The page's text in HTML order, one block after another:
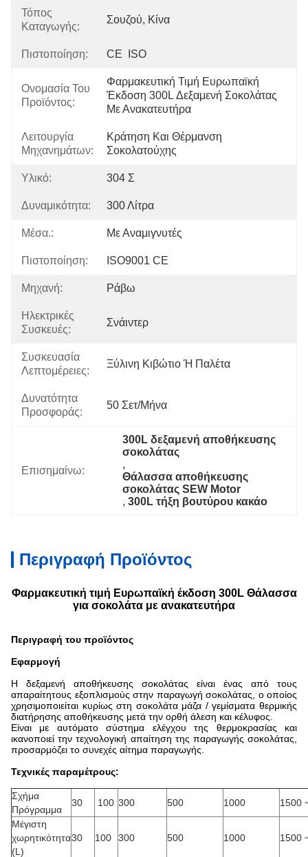
Τόπος
Καταγωγής:
Σουζού, Κίνα
Πιστοποίηση: CE  ISO
Ονομασία Του
Προϊόντος:
Φαρμακευτική Τιμή Ευρωπαϊκή
Έκδοση 300L Δεξαμενή Σοκολάτας
Με Ανακατευτήρα
Λειτουργία
Μηχανημάτων:
Κράτηση Και Θέρμανση
Σοκολατούχης
Υλικό: 304 Σ
Δυναμικότητα: 300 Λίτρα
Μέσα.: Με Αναμιγνυτές
Πιστοποίηση: ISO9001 CE
Μηχανή: Ράβω
Ηλεκτρικές
Συσκευές:
Σνάιντερ
Συσκευασία
Λεπτομέρειες:
Ξύλινη Κιβώτιο Ή Παλέτα
Δυνατότητα
Προσφοράς:
50 Σετ/μήνα
Επισημαίνω:
300L δεξαμενή αποθήκευσης
σοκολάτας
,
Θάλασσα αποθήκευσης
σοκολάτας SEW Motor
, 300L τήξη βουτύρου κακάο
Περιγραφή Προϊόντος
Φαρμακευτική τιμή Ευρωπαϊκή έκδοση 300L Θάλασσα
για σοκολάτα με ανακατευτήρα
Περιγραφή του προϊόντος
Εφαρμογή
Η δεξαμενή αποθήκευσης σοκολάτας είναι ένας από τους
απαραίτητους εξοπλισμούς στην παραγωγή σοκολάτας, ο οποίος
χρησιμοποιείται κυρίως στη σοκολάτα μάζα / γεμίσματα θερμικής
διατήρησης αποθήκευσης μετά την ορθή άλεση και κέλυφος.
Είναι με αυτόματο σύστημα ελέγχου της θερμοκρασίας και
ικανοποιεί την τεχνολογική απαίτηση της παραγωγής σοκολάτας,
προσαρμόζει το συνεχές αίτημα παραγωγής.
Τεχνικές παραμέτρους:
Σχήμα
Πρόγραμμα
30 100 300 500 1000
1500
Μέγιστη
χωρητικότητα
(L)
30 100 300 500 1000 1500